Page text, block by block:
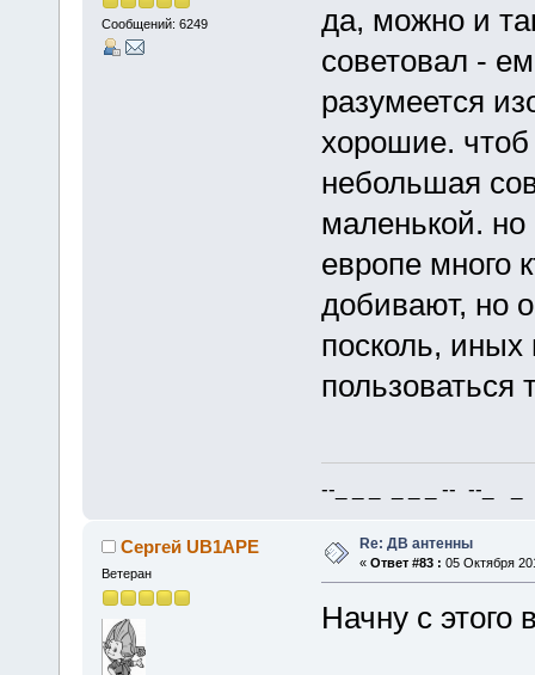
Сообщений: 6249
да, можно и
советовал -
разумеется
хорошие.
небольшая
маленькой. но
европе много
добивают, но
посколь, иных
пользоваться
--_ _ _ _ _ _ -- --_ _
Сергей UB1APE
Ветеран
Re: ДВ антенны
« Ответ #83 : 05 Октября
Начну с этого